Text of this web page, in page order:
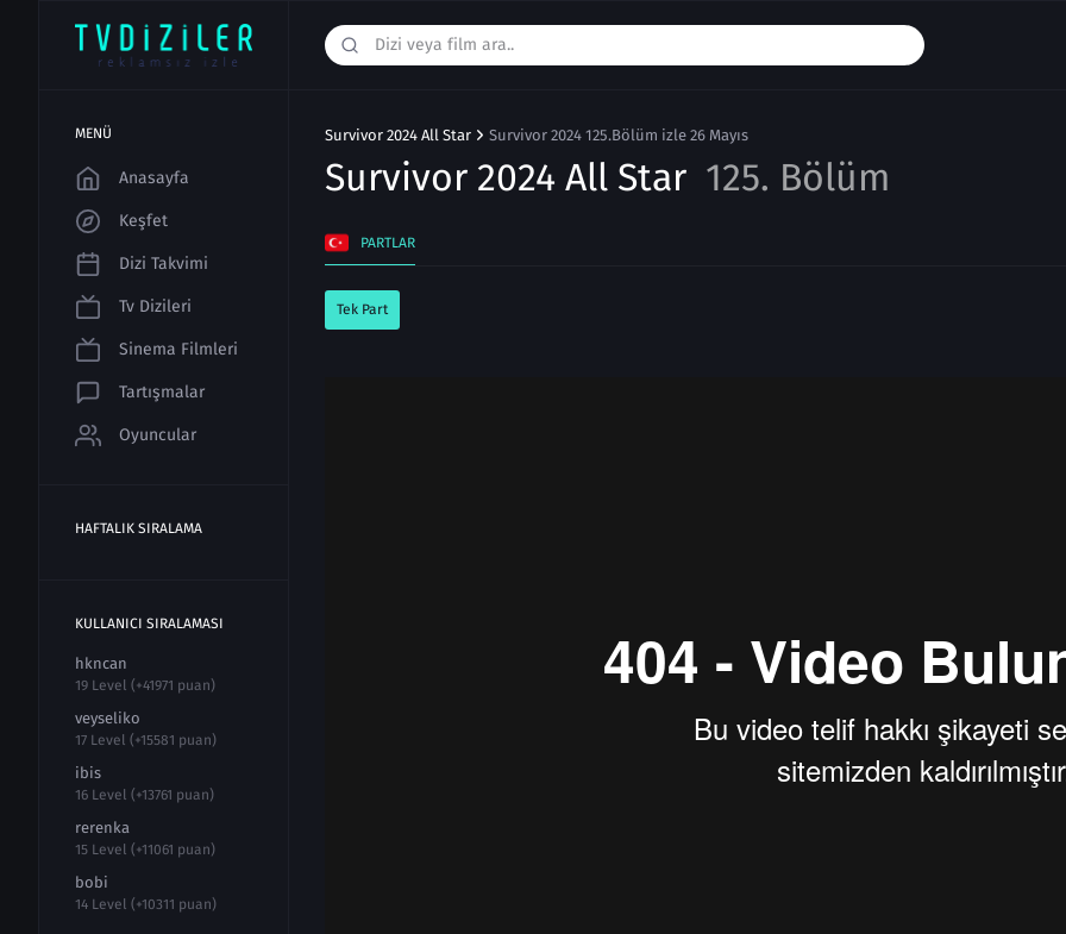
MENÜ
Anasayfa
Keşfet
Dizi Takvimi
Tv Dizileri
Sinema Filmleri
Tartışmalar
Oyuncular
HAFTALIK SIRALAMA
KULLANICI SIRALAMASI
hkncan
19 Level (+41971 puan)
veyseliko
17 Level (+15581 puan)
ibis
16 Level (+13761 puan)
rerenka
15 Level (+11061 puan)
bobi
14 Level (+10311 puan)
Survivor 2024 All Star Survivor 2024 125.Bölüm izle 26 Mayıs
Survivor 2024 All Star 125. Bölüm
PARTLAR
Tek Part